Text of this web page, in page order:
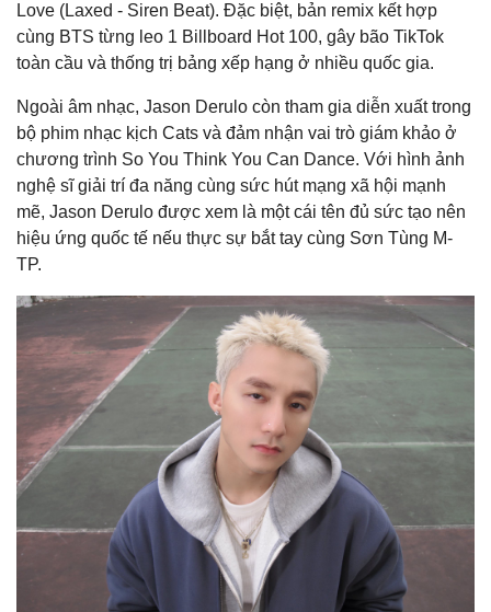
Love (Laxed - Siren Beat). Đặc biệt, bản remix kết hợp
cùng BTS từng leo 1 Billboard Hot 100, gây bão TikTok
toàn cầu và thống trị bảng xếp hạng ở nhiều quốc gia.
Ngoài âm nhạc, Jason Derulo còn tham gia diễn xuất trong
bộ phim nhạc kịch Cats và đảm nhận vai trò giám khảo ở
chương trình So You Think You Can Dance. Với hình ảnh
nghệ sĩ giải trí đa năng cùng sức hút mạng xã hội mạnh
mẽ, Jason Derulo được xem là một cái tên đủ sức tạo nên
hiệu ứng quốc tế nếu thực sự bắt tay cùng Sơn Tùng M-
TP.